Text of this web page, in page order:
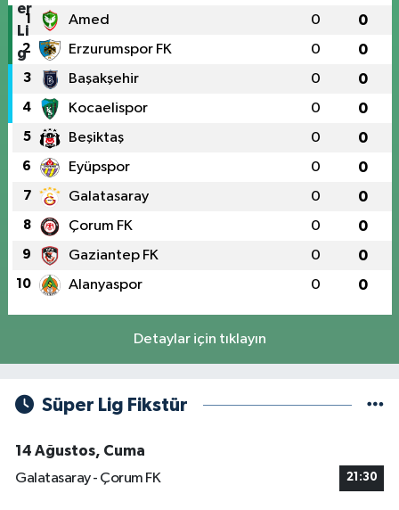
1 Amed 0 0
2 Erzurumspor FK 0 0
3 Başakşehir 0 0
4 Kocaelispor 0 0
5 Beşiktaş 0 0
6 Eyüpspor 0 0
7 Galatasaray 0 0
8 Çorum FK 0 0
9 Gaziantep FK 0 0
10 Alanyaspor 0 0
Detaylar için tıklayın
Süper Lig Fikstür
14 Ağustos, Cuma
Galatasaray - Çorum FK
21:30